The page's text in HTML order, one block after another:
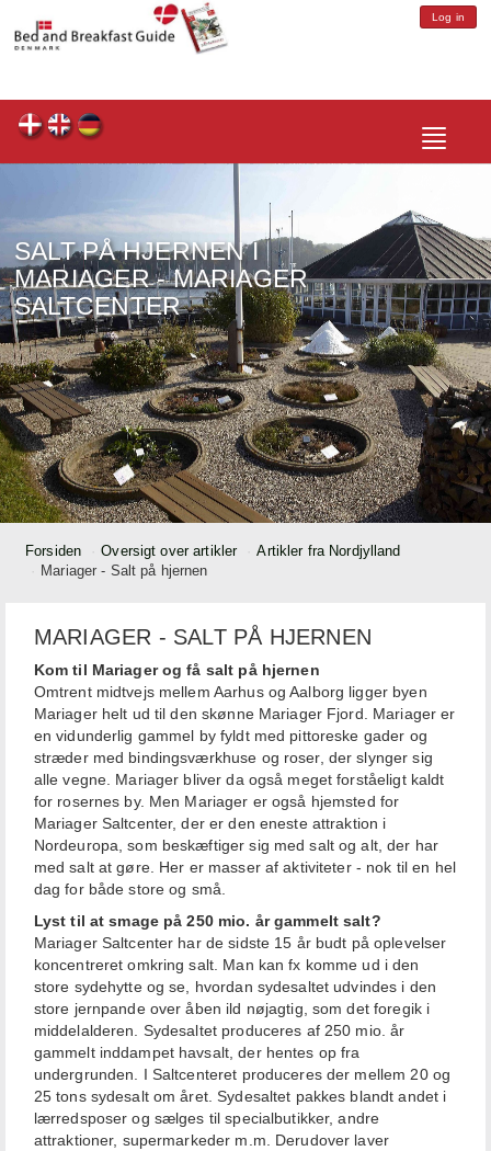
Log in
Toggle
SALT PÅ HJERNEN I
MARIAGER - MARIAGER
SALTCENTER
Forsiden Oversigt over artikler
Artikler fra Nordjylland
Mariager - Salt på hjernen
MARIAGER - SALT PÅ HJERNEN
Kom til Mariager og få salt på hjernen
Omtrent midtvejs mellem Aarhus og Aalborg ligger byen
Mariager helt ud til den skønne Mariager Fjord. Mariager er
en vidunderlig gammel by fyldt med pittoreske gader og
stræder med bindingsværkhuse og roser, der slynger sig
alle vegne. Mariager bliver da også meget forståeligt kaldt
for rosernes by. Men Mariager er også hjemsted for
Mariager Saltcenter, der er den eneste attraktion i
Nordeuropa, som beskæftiger sig med salt og alt, der har
med salt at gøre. Her er masser af aktiviteter - nok til en hel
dag for både store og små.
Lyst til at smage på 250 mio. år gammelt salt?
Mariager Saltcenter har de sidste 15 år budt på oplevelser
koncentreret omkring salt. Man kan fx komme ud i den
store sydehytte og se, hvordan sydesaltet udvindes i den
store jernpande over åben ild nøjagtig, som det foregik i
middelalderen. Sydesaltet produceres af 250 mio. år
gammelt inddampet havsalt, der hentes op fra
undergrunden. I Saltcenteret produceres der mellem 20 og
25 tons sydesalt om året. Sydesaltet pakkes blandt andet i
lærredsposer og sælges til specialbutikker, andre
attraktioner, supermarkeder m.m. Derudover laver